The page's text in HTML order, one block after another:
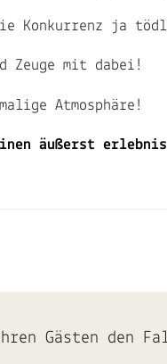
Konkurrenz ja
Zeuge mit dabei!
Atmosphäre!
äußerst
Gästen den